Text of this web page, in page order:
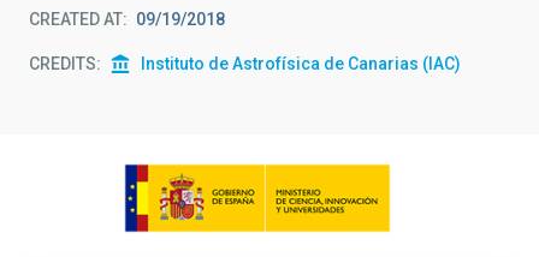
CREATED AT 09/19/2018
CREDITS Instituto de Astrofísica de Canarias (IAC)